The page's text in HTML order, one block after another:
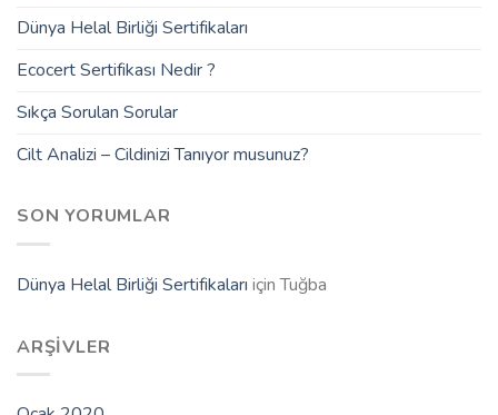
Dünya Helal Birliği Sertifikaları
Ecocert Sertifikası Nedir ?
Sıkça Sorulan Sorular
Cilt Analizi – Cildinizi Tanıyor musunuz?
SON YORUMLAR
Dünya Helal Birliği Sertifikaları içinTuğba
ARŞIVLER